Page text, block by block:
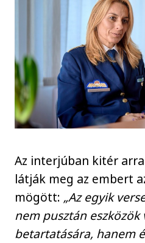
Az interjúban kitér
látják meg az embert
mögött: „Az egyik
nem pusztán
betartatására, hanem